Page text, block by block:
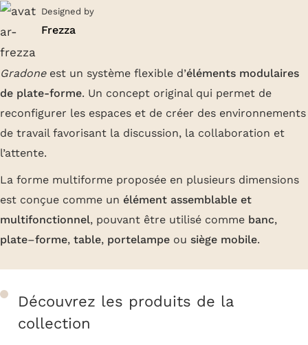
Designed by
Frezza
Gradoneest un système flexible d’éléments modulaires
de plate-forme. Un concept original qui permet de
reconfigurer les espaces et de créer des environnements
de travail favorisant la discussion, la collaboration et
l’attente.
La forme multiforme proposée en plusieurs dimensions
est conçue comme un élément assemblable et
multifonctionnel, pouvant être utilisé comme banc,
plate–forme, table, portelampe ou siège mobile.
Découvrez les produits de la
collection